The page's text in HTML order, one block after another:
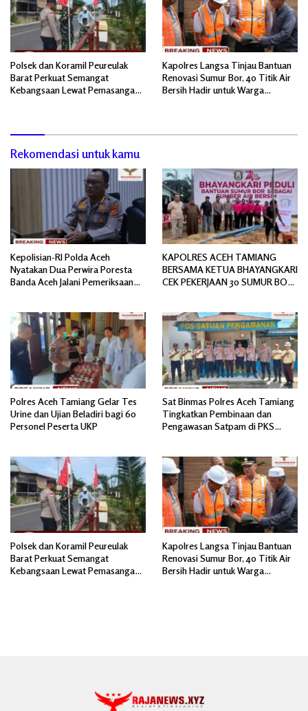
Polsek dan Koramil Peureulak
Barat Perkuat Semangat
Kebangsaan Lewat Pemasangan
Kapolres Langsa Tinjau Bantuan
Renovasi Sumur Bor, 40 Titik Air
Bersih Hadir untuk Warga
Rekomendasi untuk kamu
Kepolisian-RI Polda Aceh
Nyatakan Dua Perwira Poresta
Banda Aceh Jalani Pemeriksaan
KAPOLRES ACEH TAMIANG
BERSAMA KETUA BHAYANGKARI
CEK PEKERJAAN 30 SUMUR BOR
Polres Aceh Tamiang Gelar Tes
Urine dan Ujian Beladiri bagi 60
Personel Peserta UKP
Sat Binmas Polres Aceh Tamiang
Tingkatkan Pembinaan dan
Pengawasan Satpam di PKS
Polsek dan Koramil Peureulak
Barat Perkuat Semangat
Kebangsaan Lewat Pemasangan
Kapolres Langsa Tinjau Bantuan
Renovasi Sumur Bor, 40 Titik Air
Bersih Hadir untuk Warga